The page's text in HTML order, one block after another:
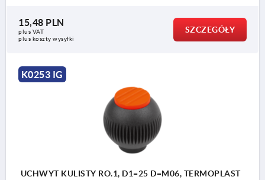
15,48 PLN
plus VAT
plus koszty wysyłki
SZCZEGÓŁY
K0253 IG
UCHWYT KULISTY RO.1, D1=25 D=M06, TERMOPLAST